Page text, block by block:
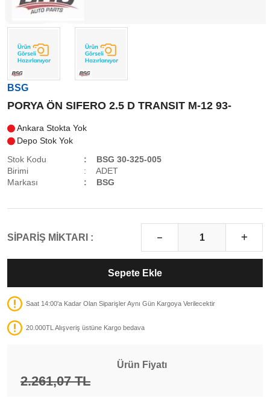
BSG
PORYA ÖN SIFERO 2.5 D TRANSIT M-12 93-
Ankara Stokta Yok
Depo Stok Yok
Stok Kodu
BSG 30-325-005
Birimi
ADET
Markası
BSG
SİPARİŞ MİKTARI :
Sepete Ekle
Saat 14:00'a Kadar Olan Siparişler Aynı Gün Kargoya Verilecektir
20.000TL Alışveriş üstüne Kargo bedava
Ürün Fiyatı
2.261,07 TL